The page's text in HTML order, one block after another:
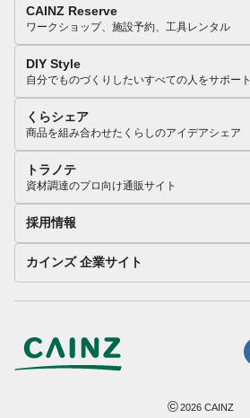
CAINZ Reserve
ワークショップ、施設予約、工具レンタル
DIY Style
自分でものづくりしたいすべての人をサポート
くらシェア
商品を組み合わせたくらしのアイデアシェア
トラノテ
資材調達のプロ向け通販サイト
採用情報
カインズ 企業サイト
©2026 CAINZ